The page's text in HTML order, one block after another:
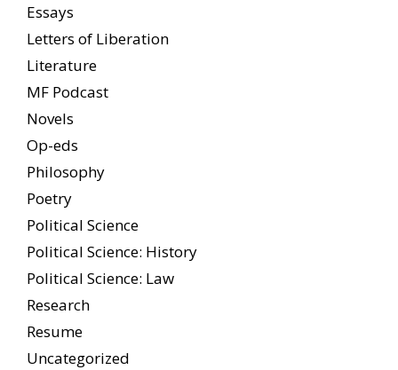
Essays
Letters of Liberation
Literature
MF Podcast
Novels
Op-eds
Philosophy
Poetry
Political Science
Political Science: History
Political Science: Law
Research
Resume
Uncategorized